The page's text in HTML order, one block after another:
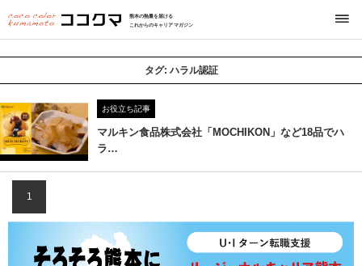
熊本の熱量を届ける
これからのキャリアマガジン
タグ: ハラル認証
お役立ち記事
マルキン食品株式会社「MOCHIKON」など18品でハ
ラ…
1